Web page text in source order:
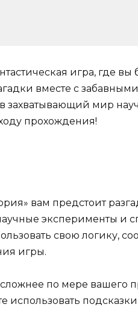
игра, где вы
вместе с
захватывающий мир
прохождения!
вам предстоит
эксперименты и
свою логику,
игры.
сложнее по мере вашего
использовать